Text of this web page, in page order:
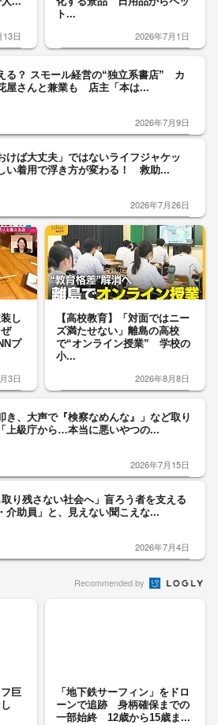
日
ト...
2026年7月1日
る？ スモール経営の“独立系書店” カ
屋さんと兼業も 店主「本は...
2026年7月9日
けば大丈夫」ではないライフジャケッ
い着用で浮き方が変わる！ 救助...
2026年7月26日
し
プ
3日
【高校教育】「対面ではニー
ズ満たせない」離島の高校
で“オンライン授業” 学校の
小...
2026年8月8日
き、大声で『検察なめんな』」など取り
級庁から…本当に悪いやつの...
2026年7月15日
取り残さない社会へ」盲ろう者を支える
介助員」と、見えない聞こえな...
2026年7月4日
Recommended by
巨
「地下鉄サーフィン」をドロ
ーンで追跡 身柄確保までの
一部始終 12歳から15歳ま...